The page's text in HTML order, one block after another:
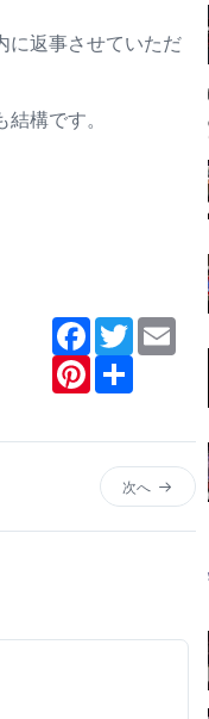
に返事させていただ
構です。
Facebook
TwitterEmail
PinterestShare
次へ